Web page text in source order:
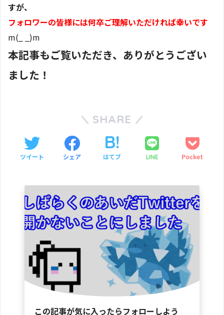
すが、
フォロワーの皆様には何卒ご理解いただければ幸いです
m(_ _)m
本記事もご覧いただき、ありがとうござい
ました！
SHARE
ツイート シェア はてブ LINE Pocket
この記事が気に入ったらフォローしよう